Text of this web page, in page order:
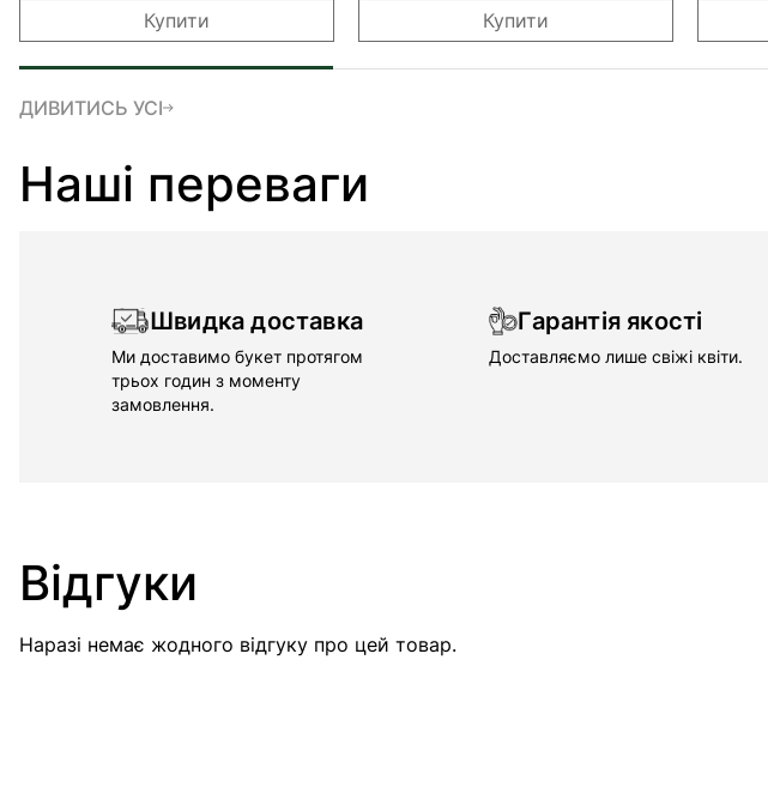
Купити Купити
ДИВИТИСЬ УСІ
Наші переваги
Швидка доставка
Ми доставимо букет протягом
трьох годин з моменту
замовлення.
Гарантія якості
Доставляємо лише свіжі квіти.
Відгуки
Наразі немає жодного відгуку про цей товар.